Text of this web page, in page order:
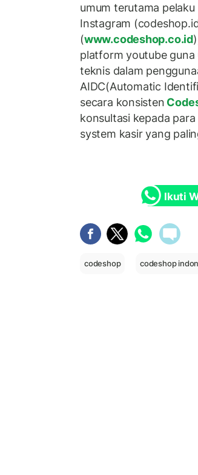
umum terutama pelaku
Instagram
(www.codeshop.co.id
platform youtube guna
teknis dalam
AIDC(Automatic
secara konsisten
konsultasi kepada
system kasir yang
Ikuti
codeshop codeshop